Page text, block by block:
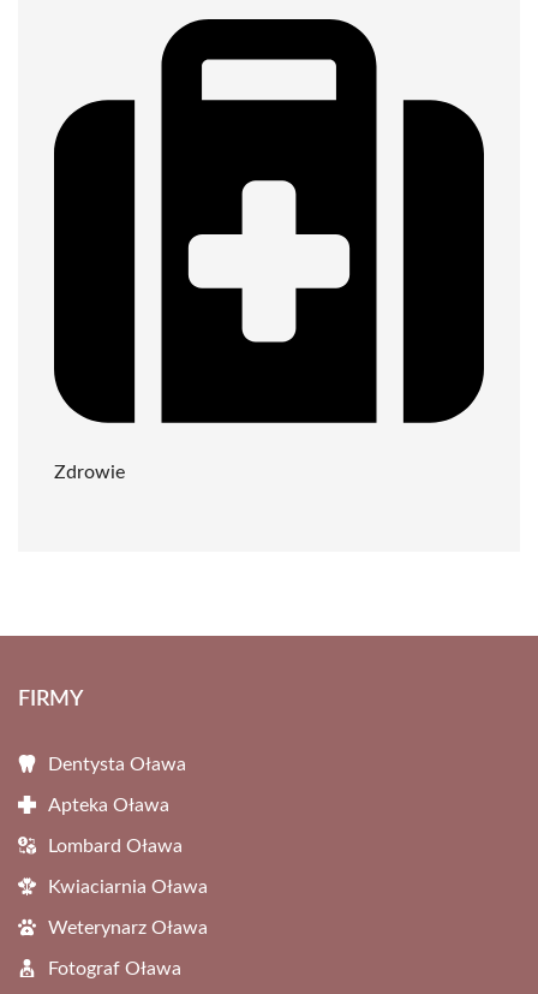
Zdrowie
FIRMY
Dentysta Oława
Apteka Oława
Lombard Oława
Kwiaciarnia Oława
Weterynarz Oława
Fotograf Oława